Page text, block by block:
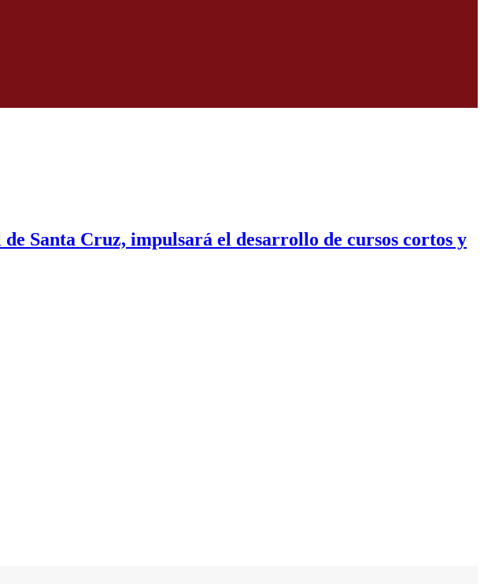
Santa Cruz, impulsará el desarrollo de cursos cortos y